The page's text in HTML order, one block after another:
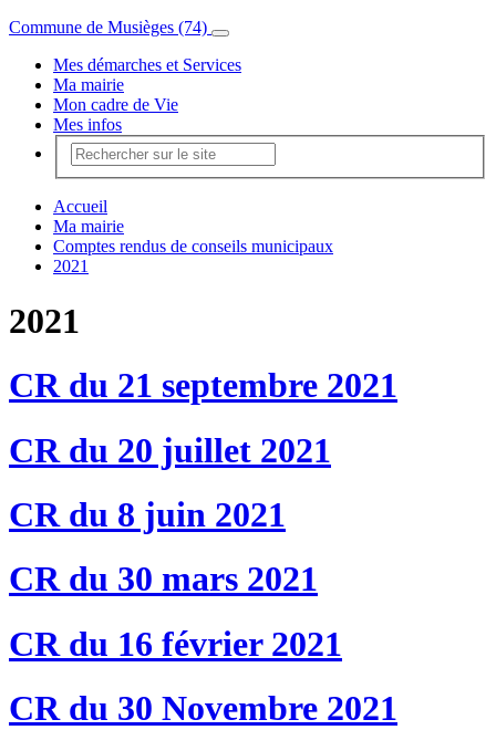
Commune de Musièges (74)
Mes démarches et Services
Ma mairie
Mon cadre de Vie
Mes infos
Accueil
Ma mairie
Comptes rendus de conseils municipaux
2021
2021
CR du 21 septembre 2021
CR du 20 juillet 2021
CR du 8 juin 2021
CR du 30 mars 2021
CR du 16 février 2021
CR du 30 Novembre 2021